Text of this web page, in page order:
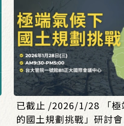
已截止 /2026/1/28 「極
的國土規劃挑戰」研討